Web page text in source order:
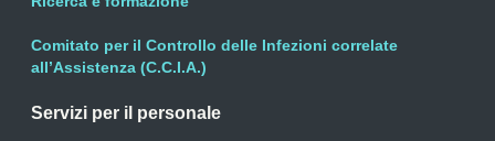
Comitato per il Controllo delle Infezioni correlate
all’Assistenza (C.C.I.A.)
Servizi per il personale